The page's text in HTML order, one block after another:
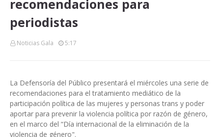
recomendaciones para
periodistas
Noticias Gala 5:17
La Defensoría del Público presentará el miércoles una serie de
recomendaciones para el tratamiento mediático de la
participación política de las mujeres y personas trans y poder
aportar para prevenir la violencia política por razón de género,
en el marco del “Día internacional de la eliminación de la
violencia de género".